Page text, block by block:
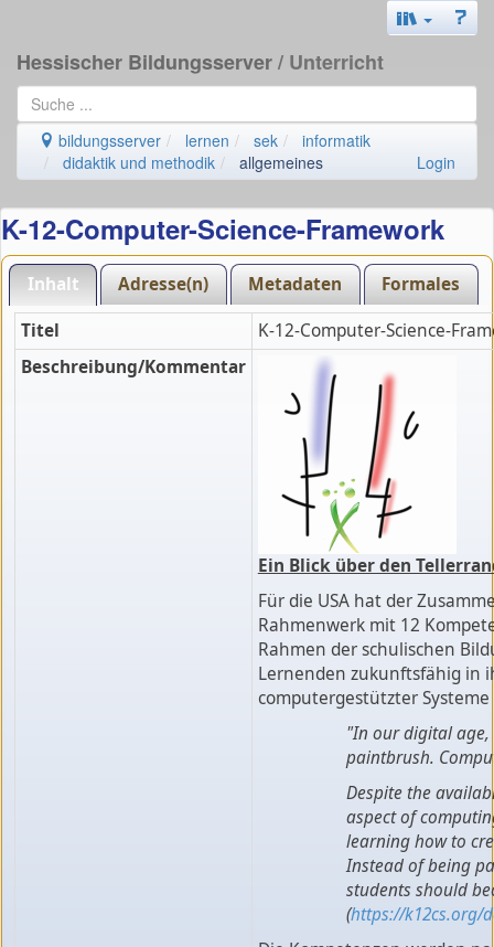
Hessischer Bildungsserver/ Unterricht
bildungsserver lernen sek
informatik
didaktik und methodik
allgemeines Login
K-12-Computer-Science-Framework
Inhalt Adresse(n) Metadaten Formales
Titel
K-12-Computer-Science-
Beschreibung/Kommentar
Ein Blick über den
Für die USA hat der
Rahmenwerk mit 12
Rahmen der schulischen
Lernenden zukunftsfähig in
computergestützter
"In our digital
paintbrush.
Despite the
aspect of
learning how to
Instead of being
students should
(https://k12cs.org/